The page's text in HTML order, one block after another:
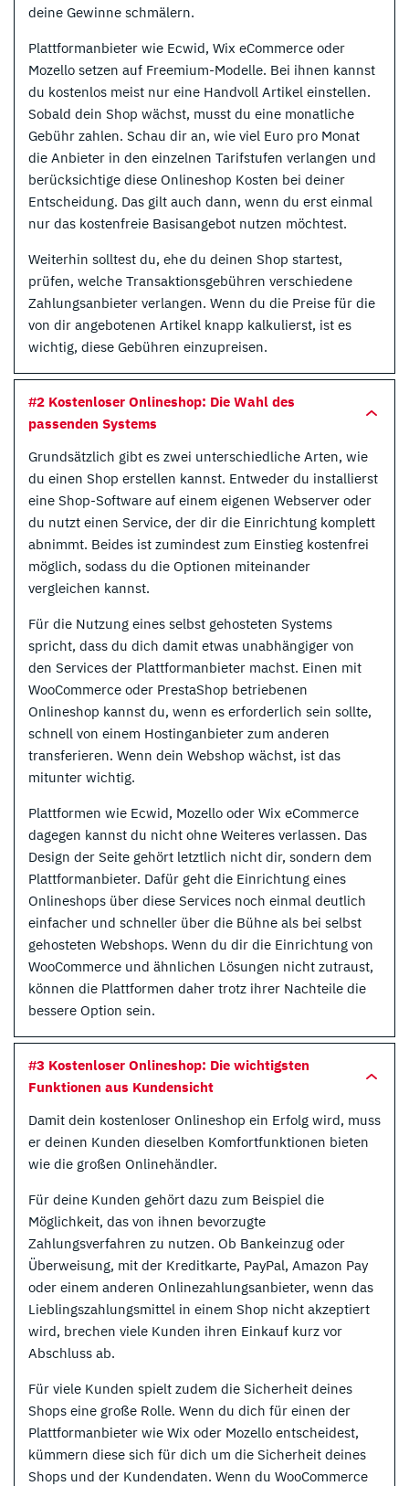
deine Gewinne schmälern.
Plattformanbieter wie Ecwid, Wix eCommerce oder
Mozello setzen auf Freemium-Modelle. Bei ihnen kannst
du kostenlos meist nur eine Handvoll Artikel einstellen.
Sobald dein Shop wächst, musst du eine monatliche
Gebühr zahlen. Schau dir an, wie viel Euro pro Monat
die Anbieter in den einzelnen Tarifstufen verlangen und
berücksichtige diese Onlineshop Kosten bei deiner
Entscheidung. Das gilt auch dann, wenn du erst einmal
nur das kostenfreie Basisangebot nutzen möchtest.
Weiterhin solltest du, ehe du deinen Shop startest,
prüfen, welche Transaktionsgebühren verschiedene
Zahlungsanbieter verlangen. Wenn du die Preise für die
von dir angebotenen Artikel knapp kalkulierst, ist es
wichtig, diese Gebühren einzupreisen.
#2 Kostenloser Onlineshop: Die Wahl des
passenden Systems
Grundsätzlich gibt es zwei unterschiedliche Arten, wie
du einen Shop erstellen kannst. Entweder du installierst
eine Shop-Software auf einem eigenen Webserver oder
du nutzt einen Service, der dir die Einrichtung komplett
abnimmt. Beides ist zumindest zum Einstieg kostenfrei
möglich, sodass du die Optionen miteinander
vergleichen kannst.
Für die Nutzung eines selbst gehosteten Systems
spricht, dass du dich damit etwas unabhängiger von
den Services der Plattformanbieter machst. Einen mit
WooCommerce oder PrestaShop betriebenen
Onlineshop kannst du, wenn es erforderlich sein sollte,
schnell von einem Hostinganbieter zum anderen
transferieren. Wenn dein Webshop wächst, ist das
mitunter wichtig.
Plattformen wie Ecwid, Mozello oder Wix eCommerce
dagegen kannst du nicht ohne Weiteres verlassen. Das
Design der Seite gehört letztlich nicht dir, sondern dem
Plattformanbieter. Dafür geht die Einrichtung eines
Onlineshops über diese Services noch einmal deutlich
einfacher und schneller über die Bühne als bei selbst
gehosteten Webshops. Wenn du dir die Einrichtung von
WooCommerce und ähnlichen Lösungen nicht zutraust,
können die Plattformen daher trotz ihrer Nachteile die
bessere Option sein.
#3 Kostenloser Onlineshop: Die wichtigsten
Funktionen aus Kundensicht
Damit dein kostenloser Onlineshop ein Erfolg wird, muss
er deinen Kunden dieselben Komfortfunktionen bieten
wie die großen Onlinehändler.
Für deine Kunden gehört dazu zum Beispiel die
Möglichkeit, das von ihnen bevorzugte
Zahlungsverfahren zu nutzen. Ob Bankeinzug oder
Überweisung, mit der Kreditkarte, PayPal, Amazon Pay
oder einem anderen Onlinezahlungsanbieter, wenn das
Lieblingszahlungsmittel in einem Shop nicht akzeptiert
wird, brechen viele Kunden ihren Einkauf kurz vor
Abschluss ab.
Für viele Kunden spielt zudem die Sicherheit deines
Shops eine große Rolle. Wenn du dich für einen der
Plattformanbieter wie Wix oder Mozello entscheidest,
kümmern diese sich für dich um die Sicherheit deines
Shops und der Kundendaten. Wenn du WooCommerce